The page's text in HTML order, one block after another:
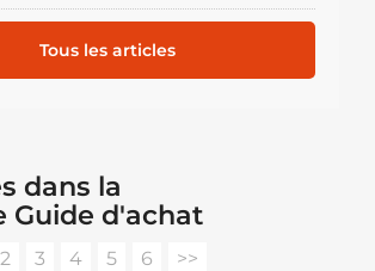
Tous les articles
dans la
Guide d'achat
2 3 4 5 6 >>